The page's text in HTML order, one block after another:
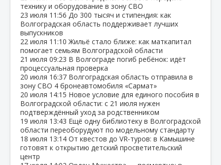
технику и оборудование в зону СВО
23 июля 11:56 До 300 тысяч и стипендия: как
Волгоградская область поддерживает лучших
выпускников
22 июля 11:10 Жильё стало ближе: как маткапитал
помогает семьям Волгоградской области
21 июля 09:23 В Волгограде погиб ребёнок: идёт
процессуальная проверка
20 июля 16:37 Волгоградская область отправила в
зону СВО 4 бронеавтомобиля «Сармат»
20 июля 14:15 Новое условие для единого пособия в
Волгоградской области: с 21 июля нужен
подтверждённый уход за родственником
19 июля 13:43 Ещё одну библиотеку в Волгоградской
области переоборудуют по модельному стандарту
18 июля 13:14 От квестов до VR‑туров: в Камышине
готовят к открытию детский просветительский
центр